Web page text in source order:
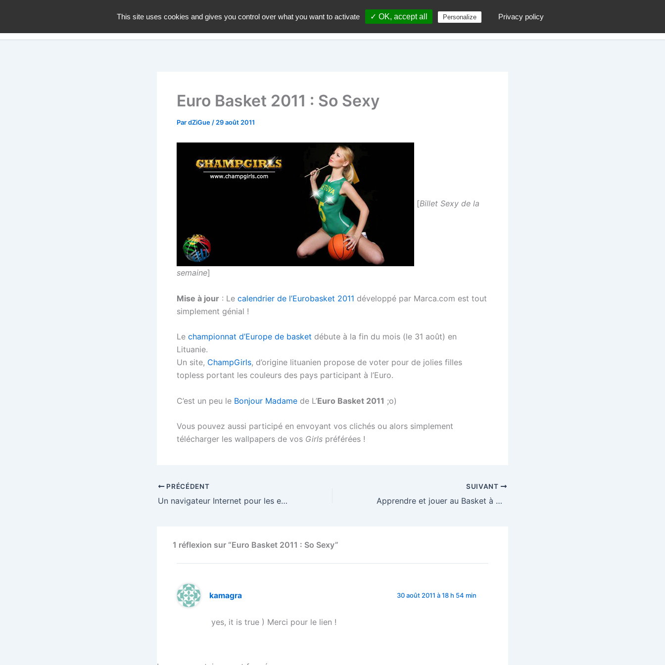
contenu
Accueil A propos du blog Contactez moi ! Archives
Euro Basket 2011 : So Sexy
PardZiGue / 29 août 2011
[Billet Sexy de la
semaine]
Mise à jour : Le calendrier de l’Eurobasket 2011 développé par Marca.com est tout
simplement génial !
Le championnat d’Europe de basket débute à la fin du mois (le 31 août) en
Lituanie.
Un site, ChampGirls, d’origine lituanien propose de voter pour de jolies filles
topless portant les couleurs des pays participant à l’Euro.
C’est un peu le Bonjour Madame de L’Euro Basket 2011 ;o)
Vous pouvez aussi participé en envoyant vos clichés ou alors simplement
télécharger les wallpapers de vos Girls préférées !
PRÉCÉDENT
Un navigateur Internet pour les enfants
SUIVANT
Apprendre et jouer au Basket à Aurillac
1 réflexion sur “Euro Basket 2011 : So Sexy”
kamagra 30 août 2011 à 18 h 54 min
yes, it is true ) Merci pour le lien !
This site uses cookies and gives you control over what you want to activate ✓ OK, accept all Personalize Privacy policy